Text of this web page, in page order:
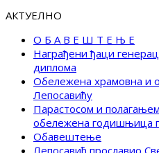
АКТУЕЛНО
О Б А В Е Ш Т Е Њ Е
Награђени ђаци
диплома
Обележена храмовна и
Лепосавићу
Парастосом и
обележена годишњица
Обавештење